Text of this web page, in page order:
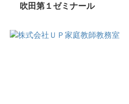
吹田第１ゼミナール